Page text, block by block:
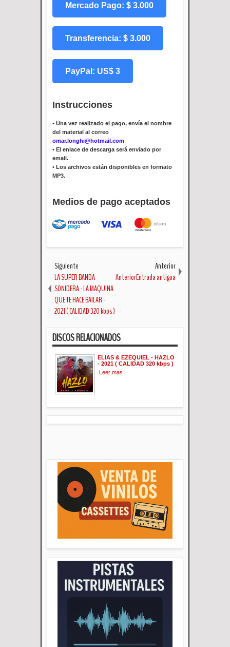
Mercado Pago: $ 3.000
Transferencia: $ 3.000
PayPal: US$ 3
Instrucciones
• Una vez realizado el pago, envía el nombre
del material al correo
omar.longhi@hotmail.com
• El enlace de descarga será enviado por
email.
• Los archivos están disponibles en formato
MP3.
Medios de pago aceptados
Siguiente
LA SUPER BANDA
SONIDERA - LA MAQUINA
QUE TE HACE BAILAR -
2021 ( CALIDAD 320 kbps )
Anterior
AnteriorEntrada antigua
DISCOS RELACIONADOS
ELIAS & EZEQUIEL - HAZLO
- 2021 ( CALIDAD 320 kbps )
Leer mas